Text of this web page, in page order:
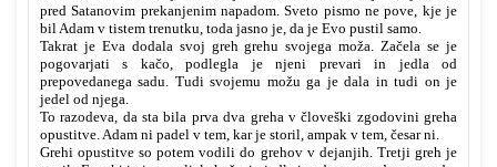
pred Satanovim prekanjenim napadom. Sveto pismo ne pove, kje je
bil Adam v tistem trenutku, toda jasno je, da je Evo pustil samo.
Takrat je Eva dodala svoj greh grehu svojega moža. Začela se je
pogovarjati s kačo, podlegla je njeni prevari in jedla od
prepovedanega sadu. Tudi svojemu možu ga je dala in tudi on je
jedel od njega.
To razodeva, da sta bila prva dva greha v človeški zgodovini greha
opustitve. Adam ni padel v tem, kar je storil, ampak v tem, česar ni.
Grehi opustitve so potem vodili do grehov v dejanjih. Tretji greh je